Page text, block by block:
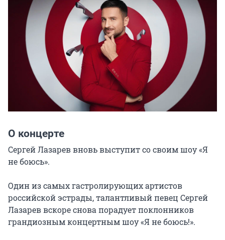
О концерте
Сергей Лазарев вновь выступит со своим шоу «Я
не боюсь».
Один из самых гастролирующих артистов
российской эстрады, талантливый певец Сергей
Лазарев вскоре снова порадует поклонников
грандиозным концертным шоу «Я не боюсь!».